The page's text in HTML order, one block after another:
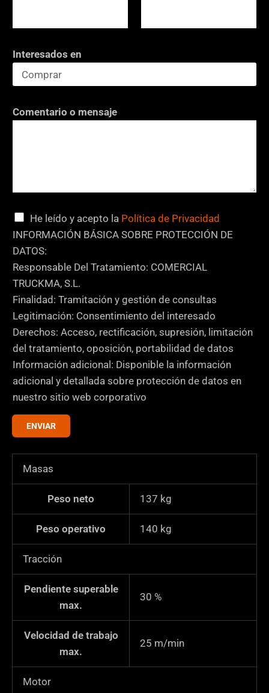
e
é
n
o
Interesados en
Comentario o mensaje
C
a
s
i
l
l
a
s
d
e
v
e
r
ó
n
*
He leído y acepto la Política de Privacidad
INFORMACIÓN BÁSICA SOBRE PROTECCIÓN DE
DATOS:
Responsable Del Tratamiento: COMERCIAL
TRUCKMA, S.L.
Finalidad: Tramitación y gestión de consultas
Legitimación: Consentimiento del interesado
Derechos: Acceso, rectificación, supresión, limitación
del tratamiento, oposición, portabilidad de datos
Información adicional: Disponible la información
adicional y detallada sobre protección de datos en
nuestro sitio web corporativo
ENVIAR
Masas
Peso neto 137 kg
Peso operativo 140 kg
Tracción
Pendiente superable
max.
30 %
Velocidad de trabajo
max.
25 m/min
Motor